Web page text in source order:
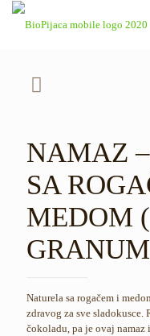
NAMAZ
SA
MEDOM
Naturela sa rogačem i
zdravog za sve
čokoladu, pa je ovaj namaz